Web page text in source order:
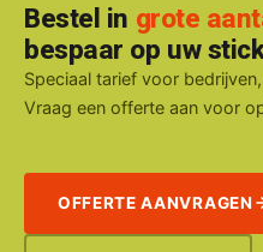
Bestel in grote
bespaar op uw
Speciaal tarief voor
Vraag een offerte aan voor
OFFERTE AANVRAGEN